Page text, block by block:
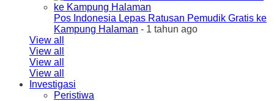
Pos Indonesia Lepas Ratusan Pemudik Gratis ke
Kampung Halaman - 1 tahun ago
View all
View all
View all
View all
Investigasi
Peristiwa